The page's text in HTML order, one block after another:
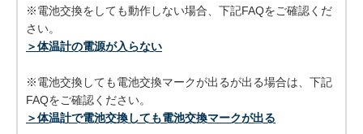
※電池交換をしても動作しない場合、下記FAQをご確認くだ
さい。
＞体温計の電源が入らない
※電池交換しても電池交換マークが出るが出る場合は、下記
FAQをご確認ください。
＞体温計で電池交換しても電池交換マークが出る